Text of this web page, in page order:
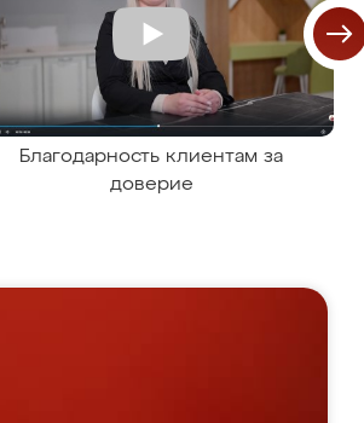
Благодарность клиентам за
доверие